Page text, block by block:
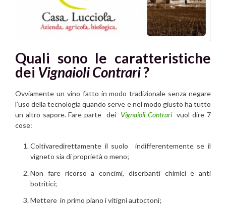
Quali sono le caratteristiche
dei Vignaioli Contrari?
Ovviamente un vino fatto in modo tradizionale senza negare
l’uso della tecnologia quando serve e nel modo giusto ha tutto
un altro sapore. Fare parte dei Vignaioli Contrari vuol dire 7
cose:
Coltivaredirettamente il suolo indifferentemente se il
vigneto sia di proprietà o meno;
Non fare ricorso a concimi, diserbanti chimici e anti
botritici;
Mettere in primo piano i vitigni autoctoni;